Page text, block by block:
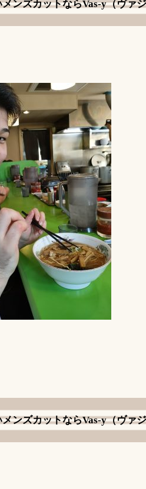
ンズカットならVas-y（ヴァ
ンズカットならVas-y（ヴァ